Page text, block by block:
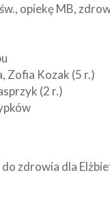
opiekę MB,
Zofia Kozak (5 r.)
(2 r.)
zdrowia dla